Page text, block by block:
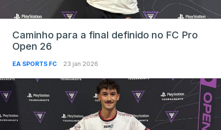
Caminho para a final definido no FC Pro
Open 26
EA SPORTS FC 23 jan 2026